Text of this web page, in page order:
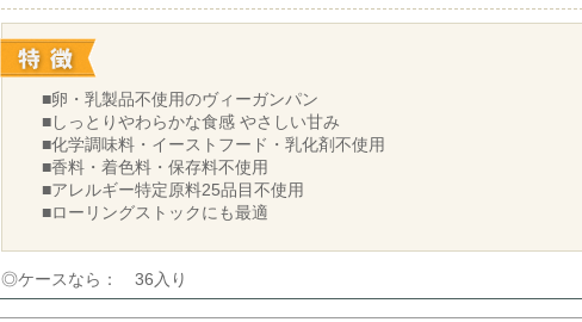
■卵・乳製品不使用のヴィーガンパン
■しっとりやわらかな食感 やさしい甘み
■化学調味料・イーストフード・乳化剤不使用
■香料・着色料・保存料不使用
■アレルギー特定原料25品目不使用
■ローリングストックにも最適
◎ケースなら： 36入り